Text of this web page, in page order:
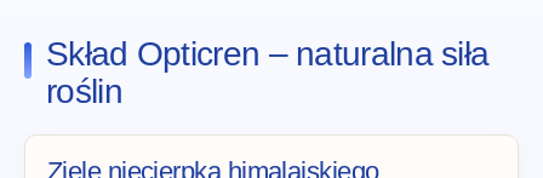
Skład Opticren – naturalna siła
roślin
Ziele niecierpka himalajskiego